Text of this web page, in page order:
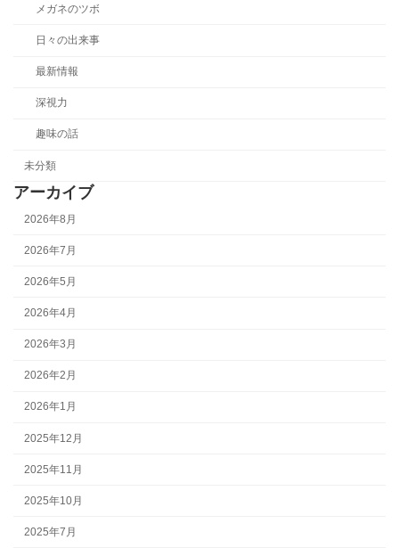
メガネのツボ
日々の出来事
最新情報
深視力
趣味の話
未分類
アーカイブ
2026年8月
2026年7月
2026年5月
2026年4月
2026年3月
2026年2月
2026年1月
2025年12月
2025年11月
2025年10月
2025年7月